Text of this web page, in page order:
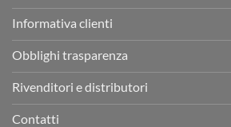
Informativa clienti
Obblighi trasparenza
Rivenditori e distributori
Contatti